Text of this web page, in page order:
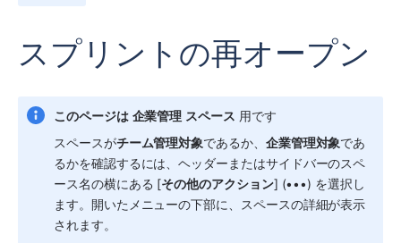
スプリントの再オープン
このページは 企業管理 スペース 用です
スペースがチーム管理対象であるか、 企業管理対象であ
るかを確認するには、ヘッダーまたはサイドバーのスペ
ース名の横にある [その他のアクション] (•••) を選択し
ます。開いたメニューの下部に、
スペースの詳細が表示
されます。